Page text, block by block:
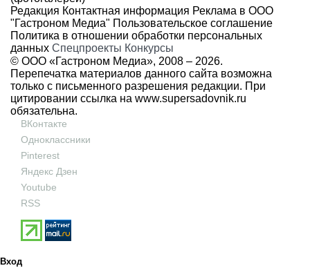
Редакция Контактная информация Реклама в ООО
"Гастроном Медиа" Пользовательское соглашение
Политика в отношении обработки персональных
данных Спецпроекты Конкурсы
© ООО «Гастроном Медиа», 2008 – 2026.
Перепечатка материалов данного сайта возможна
только с письменного разрешения редакции. При
цитировании ссылка на www.supersadovnik.ru
обязательна.
ВКонтакте
Одноклассники
Pinterest
Яндекс Дзен
Youtube
RSS
Вход